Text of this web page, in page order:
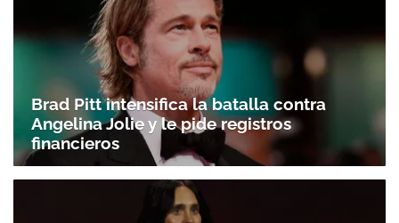
Brad Pitt intensifica la batalla contra
Angelina Jolie y le pide registros
financieros